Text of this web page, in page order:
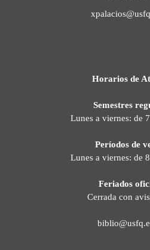
Horarios de
Semestres
Lunes a viernes: de
Períodos de
Lunes a viernes: de
Feriados
Cerrada con